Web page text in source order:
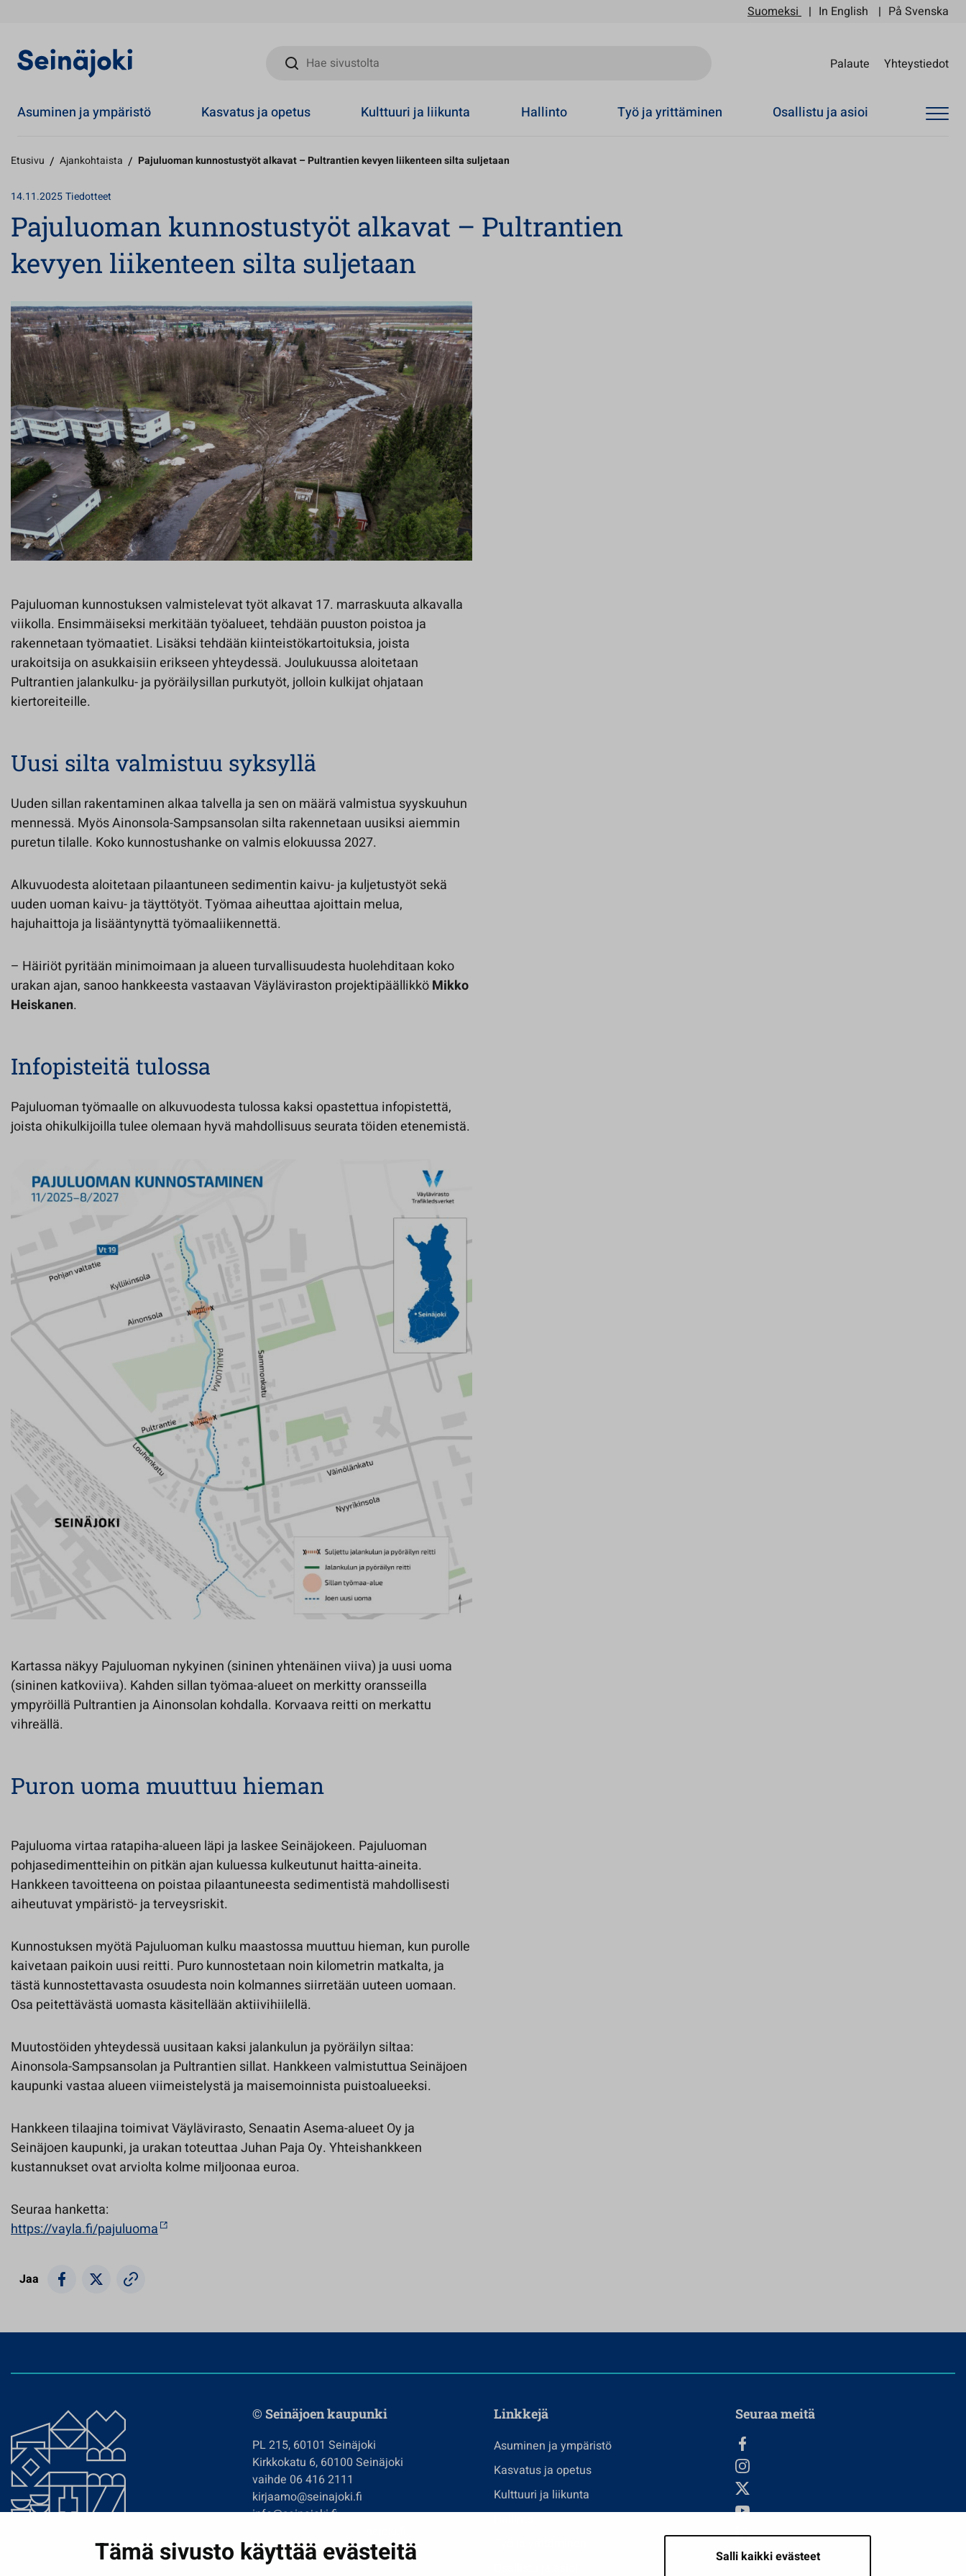
Tämä sivusto käyttää evästeitä Salli kaikki evästeet
Suomeksi In English På Svenska
Hae sivustolta
Palaute Yhteystiedot
Asuminen ja ympäristö Kasvatus ja opetus Kulttuuri ja liikunta Hallinto Työ ja yrittäminen Osallistu ja asioi
Etusivu / Ajankohtaista / Pajuluoman kunnostustyöt alkavat – Pultrantien kevyen liikenteen silta suljetaan
14.11.2025Tiedotteet
Pajuluoman kunnostustyöt alkavat – Pultrantien
kevyen liikenteen silta suljetaan
Pajuluoman kunnostuksen valmistelevat työt alkavat 17. marraskuuta alkavalla
viikolla. Ensimmäiseksi merkitään työalueet, tehdään puuston poistoa ja
rakennetaan työmaatiet. Lisäksi tehdään kiinteistökartoituksia, joista
urakoitsija on asukkaisiin erikseen yhteydessä. Joulukuussa aloitetaan
Pultrantien jalankulku- ja pyöräilysillan purkutyöt, jolloin kulkijat ohjataan
kiertoreiteille.
Uusi silta valmistuu syksyllä
Uuden sillan rakentaminen alkaa talvella ja sen on määrä valmistua syyskuuhun
mennessä. Myös Ainonsola-Sampsansolan silta rakennetaan uusiksi aiemmin
puretun tilalle. Koko kunnostushanke on valmis elokuussa 2027.
Alkuvuodesta aloitetaan pilaantuneen sedimentin kaivu- ja kuljetustyöt sekä
uuden uoman kaivu- ja täyttötyöt. Työmaa aiheuttaa ajoittain melua,
hajuhaittoja ja lisääntynyttä työmaaliikennettä.
– Häiriöt pyritään minimoimaan ja alueen turvallisuudesta huolehditaan koko
urakan ajan, sanoo hankkeesta vastaavan Väyläviraston projektipäällikköMikko
Heiskanen.
Infopisteitä tulossa
Pajuluoman työmaalle on alkuvuodesta tulossa kaksi opastettua infopistettä,
joista ohikulkijoilla tulee olemaan hyvä mahdollisuus seurata töiden etenemistä.
Kartassa näkyy Pajuluoman nykyinen (sininen yhtenäinen viiva) ja uusi uoma
(sininen katkoviiva). Kahden sillan työmaa-alueet on merkitty oransseilla
ympyröillä Pultrantien ja Ainonsolan kohdalla. Korvaava reitti on merkattu
vihreällä.
Puron uoma muuttuu hieman
Pajuluoma virtaa ratapiha-alueen läpi ja laskee Seinäjokeen. Pajuluoman
pohjasedimentteihin on pitkän ajan kuluessa kulkeutunut haitta-aineita.
Hankkeen tavoitteena on poistaa pilaantuneesta sedimentistä mahdollisesti
aiheutuvat ympäristö- ja terveysriskit.
Kunnostuksen myötä Pajuluoman kulku maastossa muuttuu hieman, kun purolle
kaivetaan paikoin uusi reitti. Puro kunnostetaan noin kilometrin matkalta, ja
tästä kunnostettavasta osuudesta noin kolmannes siirretään uuteen uomaan.
Osa peitettävästä uomasta käsitellään aktiivihiilellä.
Muutostöiden yhteydessä uusitaan kaksi jalankulun ja pyöräilyn siltaa:
Ainonsola-Sampsansolan ja Pultrantien sillat. Hankkeen valmistuttua Seinäjoen
kaupunki vastaa alueen viimeistelystä ja maisemoinnista puistoalueeksi.
Hankkeen tilaajina toimivat Väylävirasto, Senaatin Asema-alueet Oy ja
Seinäjoen kaupunki, ja urakan toteuttaa Juhan Paja Oy. Yhteishankkeen
kustannukset ovat arviolta kolme miljoonaa euroa.
Seuraa hanketta:
https://vayla.fi/pajuluoma
Jaa
© Seinäjoen kaupunki
PL 215, 60101 Seinäjoki
Kirkkokatu 6, 60100 Seinäjoki
vaihde 06 416 2111
kirjaamo@seinajoki.fi
info@seinajoki.fi
Tilaa uutiskirje
Linkkejä
Asuminen ja ympäristö
Kasvatus ja opetus
Kulttuuri ja liikunta
Seuraa meitä